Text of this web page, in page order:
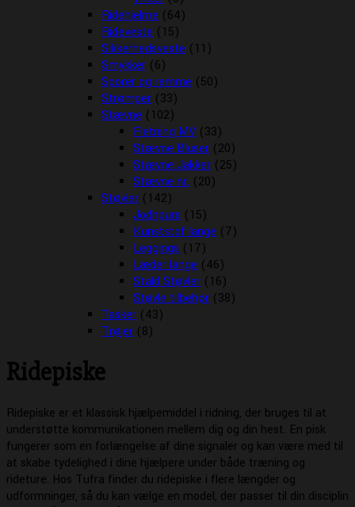
Ridehjelme (64)
Rideveste (15)
Sikkerhedsveste (11)
Smykker (6)
Sporer og remme (50)
Strømper (33)
Stævne (102)
Fletning MV (33)
Stævne Bluser (20)
Stævne Jakker (25)
Stævne nr. (20)
Støvler (142)
Jodhpurs (15)
Kunststof lange (7)
Leggings (17)
Læder lange (46)
Stald Støvler (16)
Støvle tilbehør (38)
Tasker (43)
Trøjer (8)
Ridepiske
Ridepiske er et klassisk hjælpemiddel i ridning, der bruges til at
understøtte kommunikationen mellem dig og din hest. En pisk
fungerer som en forlængelse af dine signaler og kan være med til
at skabe tydelighed i dine hjælpere under både træning og
rideture. Hos Tufra finder du ridepiske i flere længder og
udformninger, så du kan vælge en model, der passer til din disciplin